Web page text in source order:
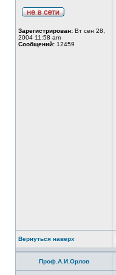
Зарегистрирован: Вт сен 28,
2004 11:58 am
Сообщений: 12459
Вернуться наверх
Проф.А.И.Орлов